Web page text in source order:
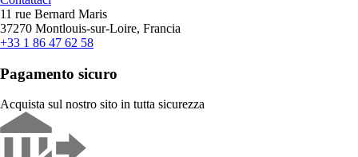
11 rue Bernard Maris
37270 Montlouis-sur-Loire, Francia
+33 1 86 47 62 58
Pagamento sicuro
Acquista sul nostro sito in tutta sicurezza